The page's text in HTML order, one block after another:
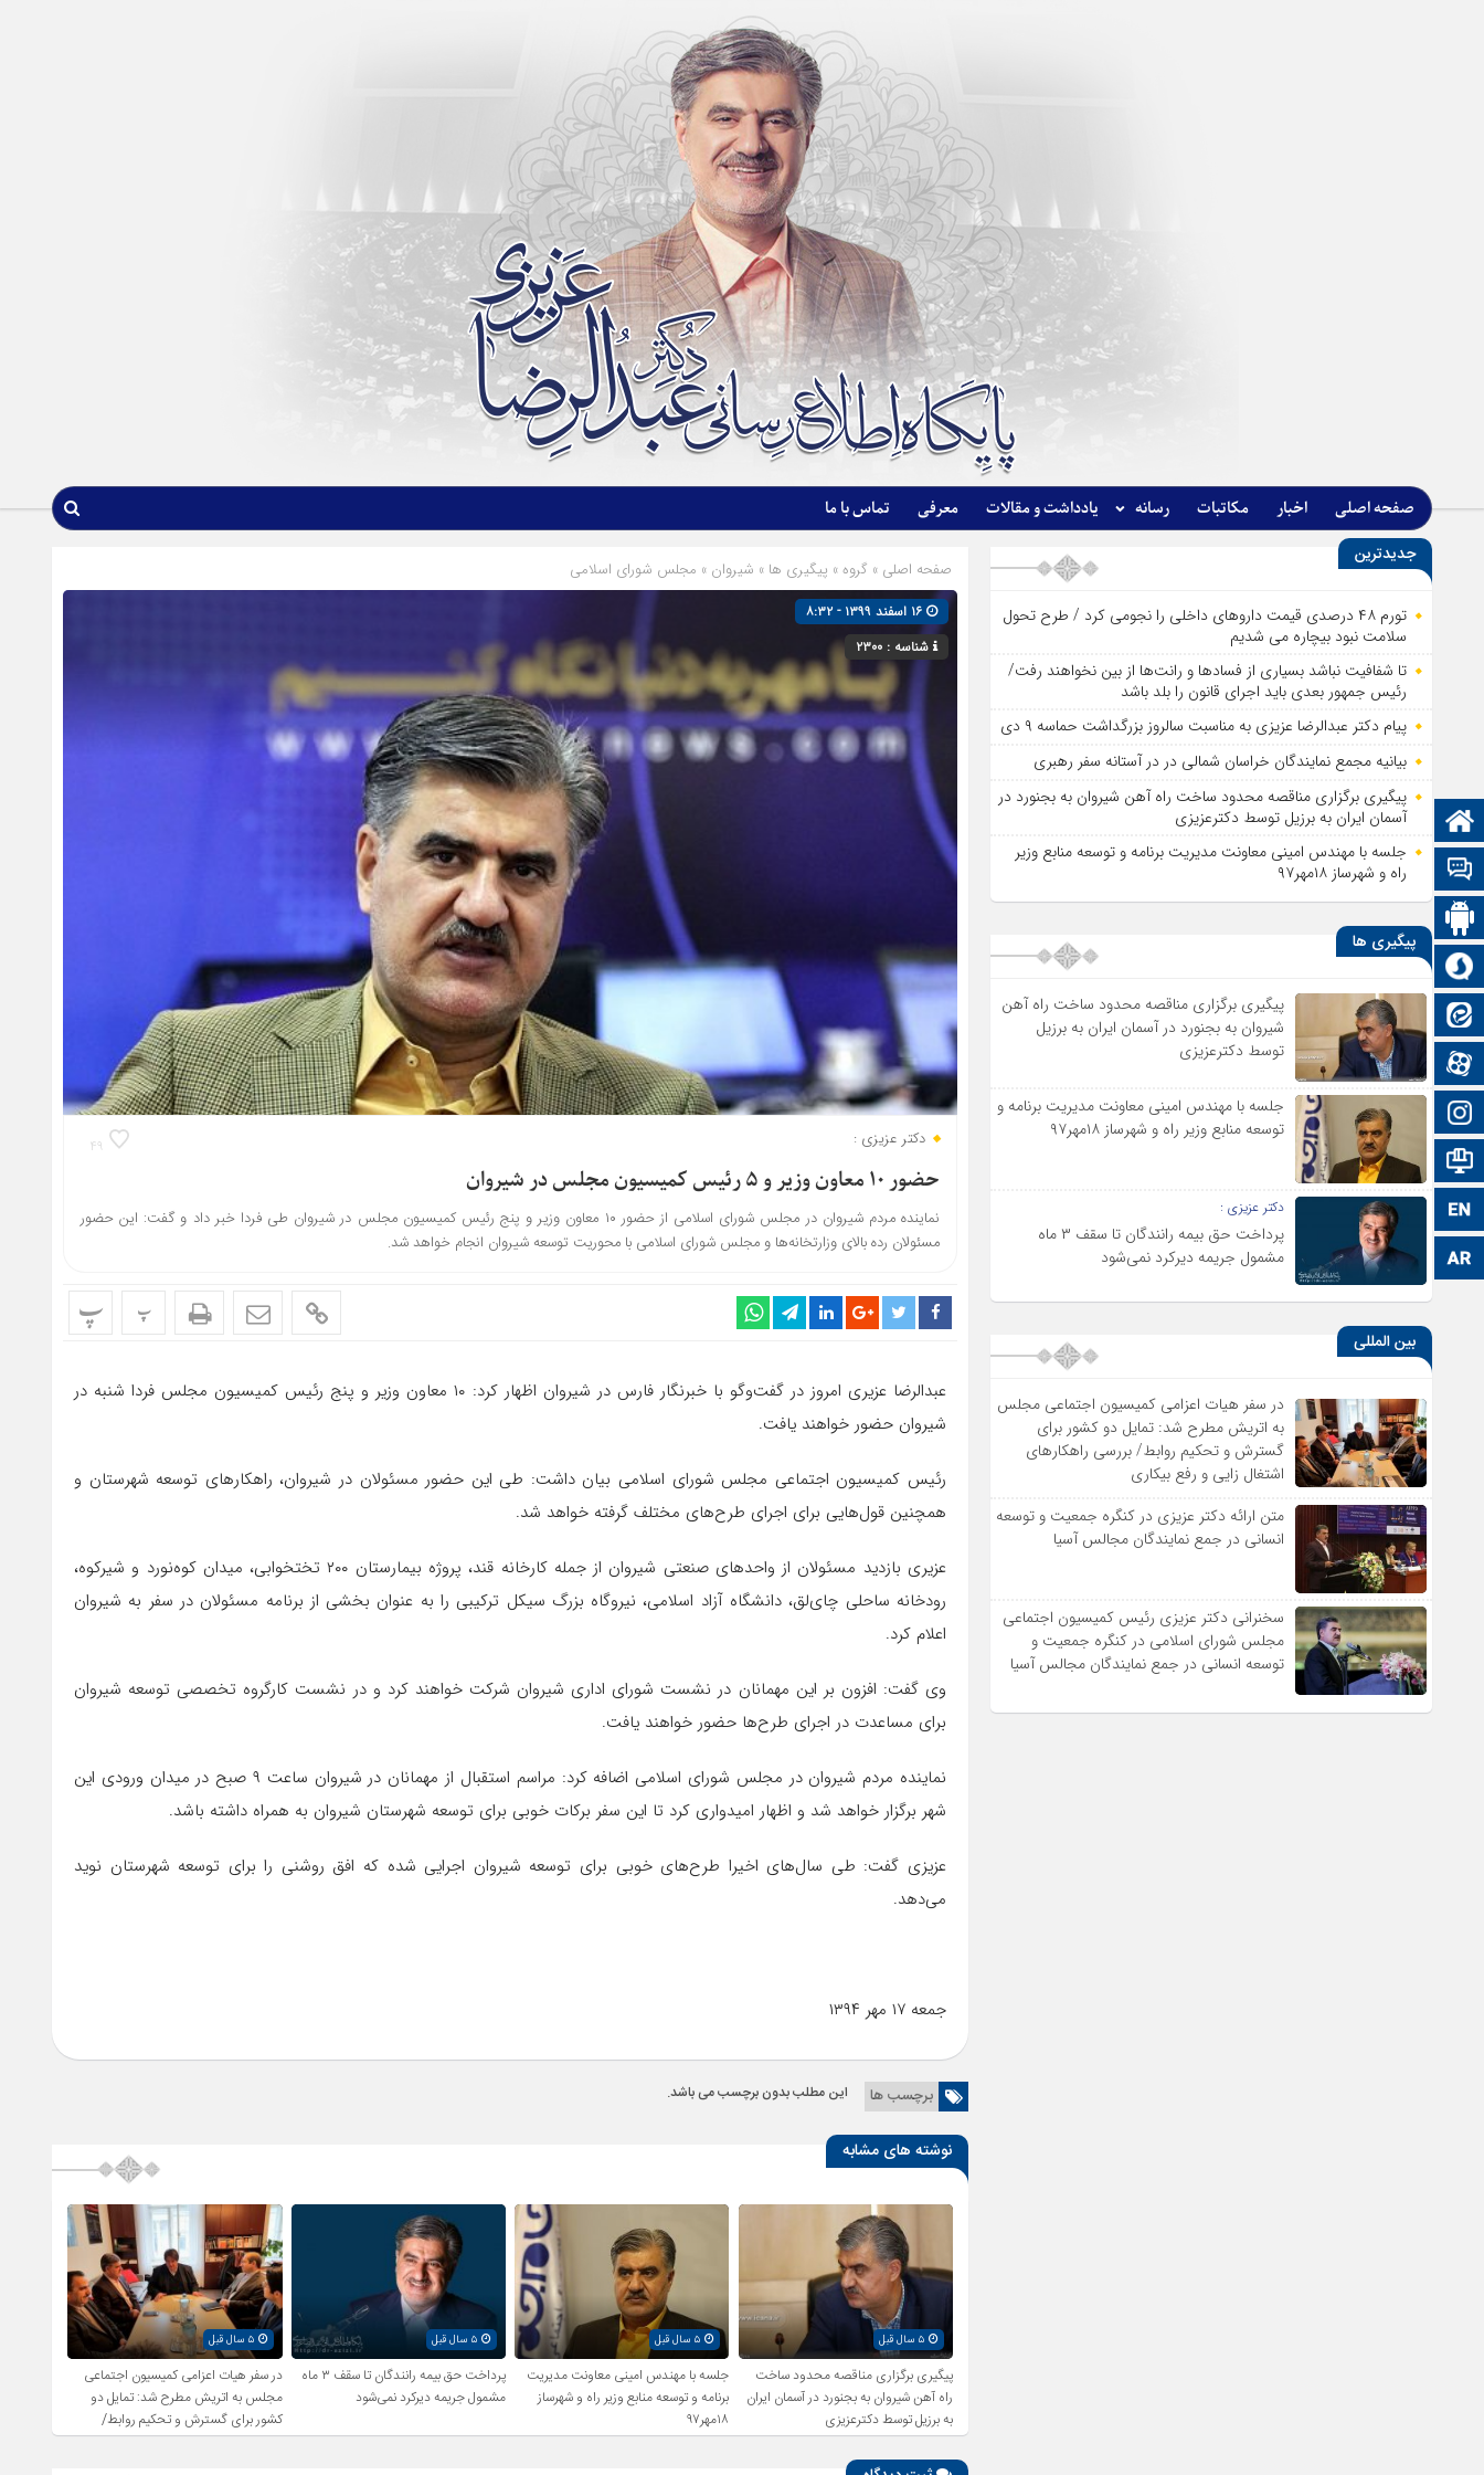
صفحه اصلی اخبار مکاتبات رسانه یادداشت و مقالات معرفی تماس با ما
صفحه نخست
تالار گفتمان
سروش
آپارات
اینستاگرام
اطلاعات سایت
زبان انگلیسی
زبان عربی
صفحه اصلی » گروه » پیگیری ها » شیروان » مجلس شورای اسلامی
شناسه : ۲۳۰۰
۴۹ دکتر عزیزی :
حضور ۱۰ معاون وزیر و ۵ رئیس کمیسیون مجلس در شیروان
نماینده مردم شیروان در مجلس شورای اسلامی از حضور ۱۰ معاون وزیر و پنج رئیس کمیسیون مجلس در شیروان طی فردا خبر داد و گفت: این حضور
مسئولان رده بالای وزارتخانه‌ها و مجلس شورای اسلامی با محوریت توسعه شیروان انجام خواهد شد.
پ پ
عبدالرضا عزیری امروز در گفت‌وگو با خبرنگار فارس در شیروان اظهار کرد: ۱۰ معاون وزیر و پنج رئیس کمیسیون مجلس فردا شنبه در
شیروان حضور خواهند یافت.
رئیس کمیسیون اجتماعی مجلس شورای اسلامی بیان داشت: طی این حضور مسئولان در شیروان، راهکارهای توسعه شهرستان و
همچنین قول‌هایی برای اجرای طرح‌های مختلف گرفته خواهد شد.
عزیری بازدید مسئولان از واحدهای صنعتی شیروان از جمله کارخانه قند، پروژه بیمارستان ۲۰۰ تختخوابی، میدان کوه‌نورد و شیرکوه،
رودخانه ساحلی چای‌لق، دانشگاه آزاد اسلامی، نیروگاه بزرگ سیکل ترکیبی را به عنوان بخشی از برنامه مسئولان در سفر به شیروان
اعلام کرد.
وی گفت: افزون بر این مهمانان در نشست شورای اداری شیروان شرکت خواهند کرد و در نشست کارگروه تخصصی توسعه شیروان
برای مساعدت در اجرای طرح‌ها حضور خواهند یافت.
نماینده مردم شیروان در مجلس شورای اسلامی اضافه کرد: مراسم استقبال از مهمانان در شیروان ساعت ۹ صبح در میدان ورودی این
شهر برگزار خواهد شد و اظهار امیدواری کرد تا این سفر برکات خوبی برای توسعه شهرستان شیروان به همراه داشته باشد.
عزیزی گفت: طی سال‌های اخیرا طرح‌های خوبی برای توسعه شیروان اجرایی شده که افق روشنی را برای توسعه شهرستان نوید
می‌دهد.
جمعه ۱۷ مهر ۱۳۹۴
برچسب ها این مطلب بدون برچسب می باشد.
نوشته های مشابه
پیگیری برگزاری مناقصه محدود ساخت
راه آهن شیروان به بجنورد در آسمان ایران
به برزیل توسط دکترعزیزی
۵ سال قبل
جلسه با مهندس امینی معاونت مدیریت
برنامه و توسعه منابع وزیر راه و شهرساز
۱۸مهر۹۷
پرداخت حق بیمه رانندگان تا سقف ۳ ماه
مشمول جریمه دیرکرد نمی‌شود
در سفر هیات اعزامی کمیسیون اجتماعی
مجلس به اتریش مطرح شد: تمایل دو
کشور برای گسترش و تحکیم روابط/
بررسی راهکارهای اشتغال زایی و رفع
جدیدترین
تورم ۴۸ درصدی قیمت داروهای داخلی را نجومی کرد / طرح تحول
سلامت نبود بیچاره می شدیم
تا شفافیت نباشد بسیاری از فساد‌ها و رانت‌ها از بین نخواهند رفت/
رئیس جمهور بعدی باید اجرای قانون را بلد باشد
پیام دکتر عبدالرضا عزیزی به مناسبت سالروز بزرگداشت حماسه ۹ دی
بیانیه مجمع نمایندگان خراسان شمالی در در آستانه سفر رهبری
پیگیری برگزاری مناقصه محدود ساخت راه آهن شیروان به بجنورد در
آسمان ایران به برزیل توسط دکترعزیزی
جلسه با مهندس امینی معاونت مدیریت برنامه و توسعه منابع وزیر
راه و شهرساز ۱۸مهر۹۷
پیگیری ها
پیگیری برگزاری مناقصه محدود ساخت راه آهن
شیروان به بجنورد در آسمان ایران به برزیل
توسط دکترعزیزی
جلسه با مهندس امینی معاونت مدیریت برنامه و
توسعه منابع وزیر راه و شهرساز ۱۸مهر۹۷
دکتر عزیزی :
پرداخت حق بیمه رانندگان تا سقف ۳ ماه
مشمول جریمه دیرکرد نمی‌شود
بین المللی
در سفر هیات اعزامی کمیسیون اجتماعی مجلس
به اتریش مطرح شد: تمایل دو کشور برای
گسترش و تحکیم روابط/ بررسی راهکارهای
اشتغال زایی و رفع بیکاری
متن ارائه دکتر عزیزى در کنگره جمعیت و توسعه
انسانى در جمع نمایندگان مجالس آسیا
سخنرانى دکتر عزیزى رئیس کمیسیون اجتماعى
مجلس شوراى اسلامى در کنگره جمعیت و
توسعه انسانى در جمع نمایندگان مجالس آسیا